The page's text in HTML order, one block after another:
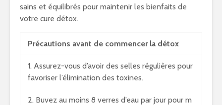
sains et équilibrés pour maintenir les bienfaits de
votre cure détox.
Précautions avant de commencer la détox
1. Assurez-vous d’avoir des selles régulières pour
favoriser l’élimination des toxines.
2. Buvez au moins 8 verres d’eau par jour pour m